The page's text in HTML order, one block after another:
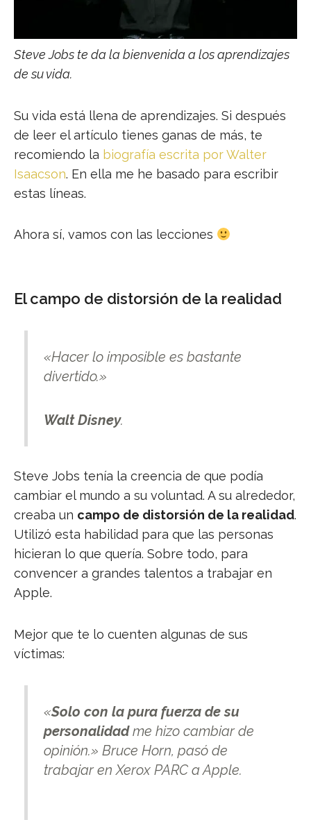
Steve Jobs te da la bienvenida a los aprendizajes
de su vida.
Su vida está llena de aprendizajes. Si después
de leer el artículo tienes ganas de más, te
recomiendo la biografía escrita por Walter
Isaacson. En ella me he basado para escribir
estas líneas.
Ahora sí, vamos con las lecciones
El campo de distorsión de la realidad
«Hacer lo imposible es bastante
divertido.»
Walt Disney.
Steve Jobs tenía la creencia de que podía
cambiar el mundo a su voluntad. A su alrededor,
creaba un campo de distorsión de la realidad.
Utilizó esta habilidad para que las personas
hicieran lo que quería. Sobre todo, para
convencer a grandes talentos a trabajar en
Apple.
Mejor que te lo cuenten algunas de sus
víctimas:
«Solo con la pura fuerza de su
personalidadme hizo cambiar de
opinión.»Bruce Horn, pasó de
trabajar en Xerox PARC a Apple.